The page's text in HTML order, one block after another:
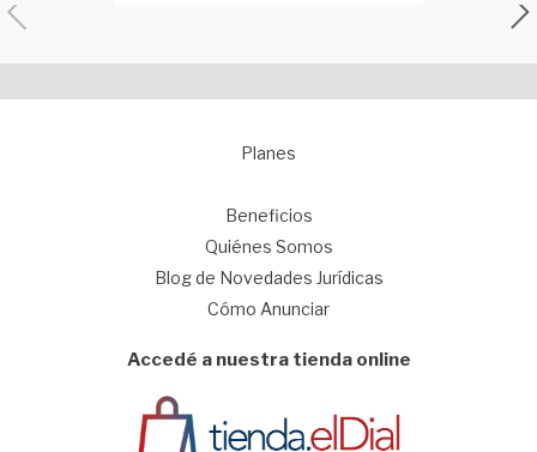
Planes
Beneficios
Quiénes Somos
Blog de Novedades Jurídicas
Cómo Anunciar
Accedé a nuestra tienda online